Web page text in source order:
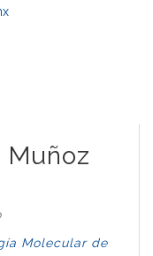
Muñoz
Molecular de